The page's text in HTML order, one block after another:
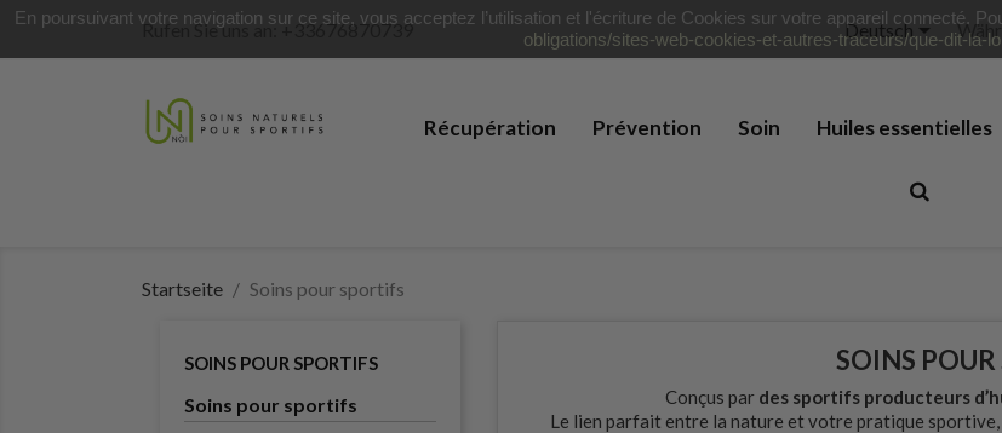
Rufen Sie uns an:+33676870739 Deutsch
Récupération Prévention Soin Huiles essentielles
Startseite Soins pour sportifs
SOINS POUR SPORTIFS
Soins pour sportifs
SOINS
Conçus par des sportifs producteurs
Le lien parfait entre la nature et votre pratique sportive,
En poursuivant votre navigation sur ce site, vous acceptez l’utilisation et l'écriture de Cookies sur votre appareil connecté.
obligations/sites-web-cookies-et-autres-traceurs/que-dit-la-